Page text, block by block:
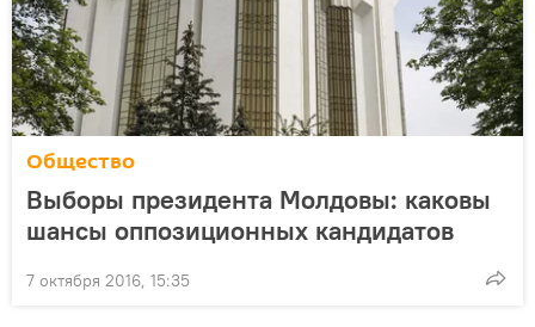
Общество
Выборы президента Молдовы: каковы
шансы оппозиционных кандидатов
7 октября 2016, 15:35